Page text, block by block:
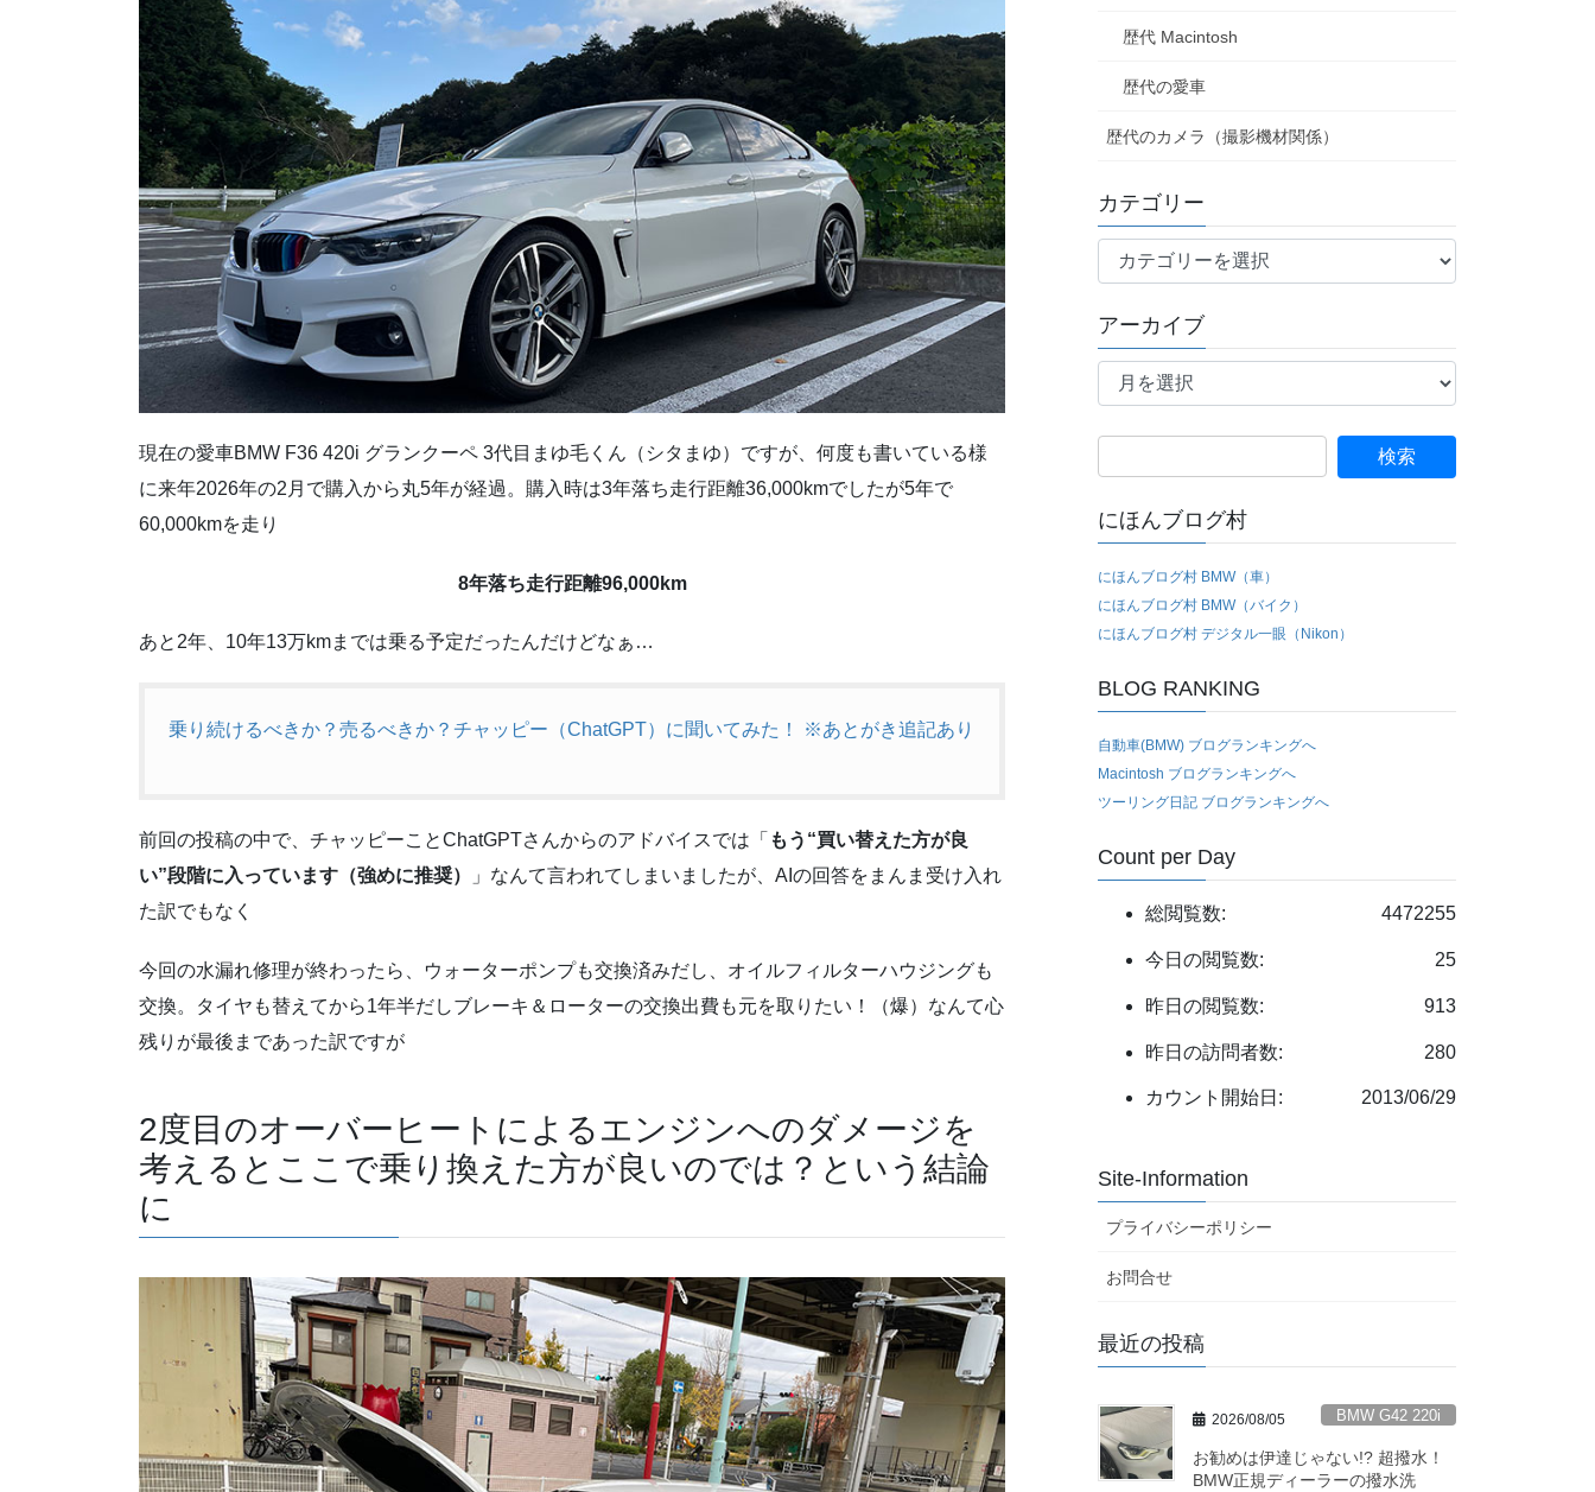
現在の愛車BMW F36 420i グランクーペ 3代目まゆ毛くん（シタまゆ）ですが、何度も書いている様
に来年2026年の2月で購入から丸5年が経過。購入時は3年落ち走行距離36,000kmでしたが5年で
60,000kmを走り
8年落ち走行距離96,000km
あと2年、10年13万kmまでは乗る予定だったんだけどなぁ…
乗り続けるべきか？売るべきか？チャッピー（ChatGPT）に聞いてみた！ ※あとがき追記あり
前回の投稿の中で、チャッピーことChatGPTさんからのアドバイスでは「 もう“買い替えた方が良
い”段階に入っています（強めに推奨）
」なんて言われてしまいましたが、AIの回答をまんま受け入れ
た訳でもなく
今回の水漏れ修理が終わったら、ウォーターポンプも交換済みだし、オイルフィルターハウジングも
交換。タイヤも替えてから1年半だしブレーキ＆ローターの交換出費も元を取りたい！（爆）なんて心
残りが最後まであった訳ですが
2度目のオーバーヒートによるエンジンへのダメージを
考えるとここで乗り換えた方が良いのでは？という結論
に
歴代 Macintosh
歴代の愛車
歴代のカメラ（撮影機材関係）
カテゴリー
テ
リ
ー
アーカイブ
ア
ブ
索:
にほんブログ村
にほんブログ村 BMW（車）
にほんブログ村 BMW（バイク）
にほんブログ村 デジタル一眼（Nikon）
BLOG RANKING
自動車(BMW) ブログランキングへ
Macintosh ブログランキングへ
ツーリング日記 ブログランキングへ
Count per Day
4472255
総閲覧数:
25
今日の閲覧数:
913
昨日の閲覧数:
280
昨日の訪問者数:
2013/06/29
カウント開始日:
Site-Information
プライバシーポリシー
お問合せ
最近の投稿
2026/08/05 BMW G42 220i
お勧めは伊達じゃない!? 超撥水！
BMW正規ディーラーの撥水洗